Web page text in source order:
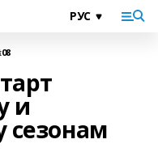
и
сезонам